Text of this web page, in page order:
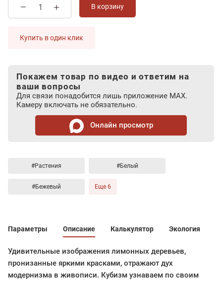
В корзину
Купить в один клик
Покажем товар по видео и ответим на
ваши вопросы
Для связи понадобится лишь приложение MAX.
Камеру включать не обязательно.
Онлайн просмотр
#Растения #Белый
#Бежевый Еще 6
Параметры Описание Калькулятор Экология
Удивительные изображения лимонных деревьев,
пронизанные яркими красками, отражают дух
модернизма в живописи. Кубизм узнаваем по своим